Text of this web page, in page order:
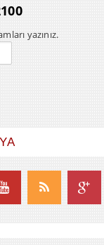
yazınız.